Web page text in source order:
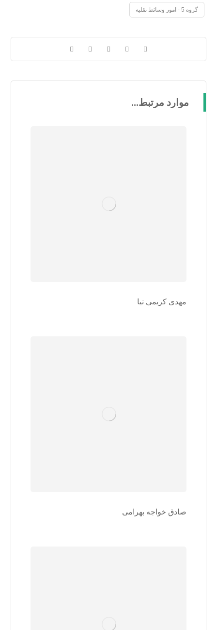
گروه 5 - امور وسائط نقلیه
موارد مرتبط...
مهدی کریمی نیا
صادق خواجه بهرامی